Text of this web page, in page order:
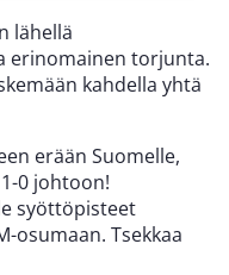
lähellä
erinomainen torjunta.
kahdella yhtä
erään Suomelle,
0 johtoon!
syöttöpisteet
osumaan. Tsekkaa